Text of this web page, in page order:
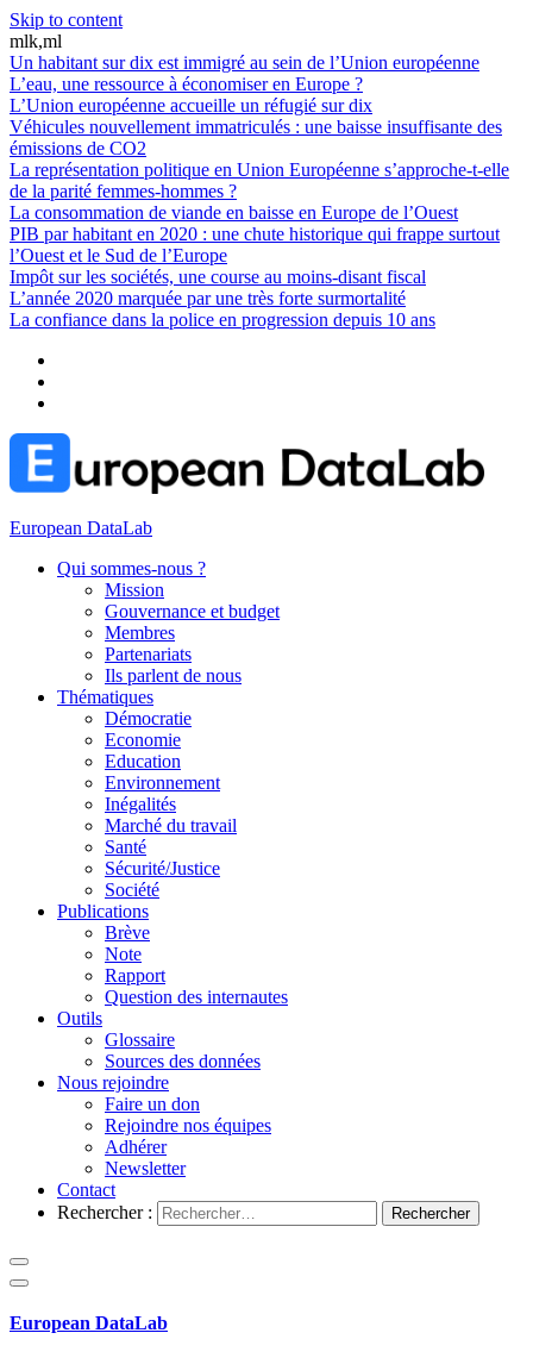
Skip to content
mlk,ml
Un habitant sur dix est immigré au sein de l’Union européenne
L’eau, une ressource à économiser en Europe ?
L’Union européenne accueille un réfugié sur dix
Véhicules nouvellement immatriculés : une baisse insuffisante des
émissions de CO2
La représentation politique en Union Européenne s’approche-t-elle
de la parité femmes-hommes ?
La consommation de viande en baisse en Europe de l’Ouest
PIB par habitant en 2020 : une chute historique qui frappe surtout
l’Ouest et le Sud de l’Europe
Impôt sur les sociétés, une course au moins-disant fiscal
L’année 2020 marquée par une très forte surmortalité
La confiance dans la police en progression depuis 10 ans
European DataLab
Qui sommes-nous ?
Mission
Gouvernance et budget
Membres
Partenariats
Ils parlent de nous
Thématiques
Démocratie
Economie
Education
Environnement
Inégalités
Marché du travail
Santé
Sécurité/Justice
Société
Publications
Brève
Note
Rapport
Question des internautes
Outils
Glossaire
Sources des données
Nous rejoindre
Faire un don
Rejoindre nos équipes
Adhérer
Newsletter
Contact
Rechercher :
European DataLab